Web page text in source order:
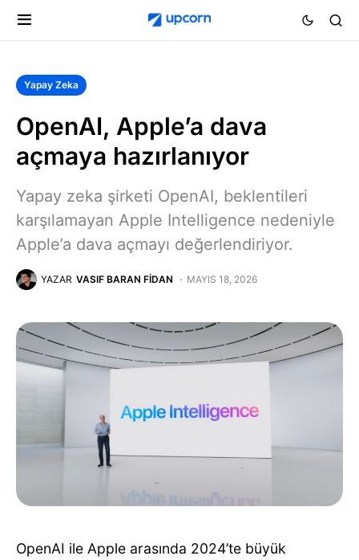
Yapay Zeka
OpenAI, Apple’a dava
açmaya hazırlanıyor
Yapay zeka şirketi OpenAI, beklentileri
karşılamayan Apple Intelligence nedeniyle
Apple’a dava açmayı değerlendiriyor.
YAZAR VASIF BARAN FIDAN MAYIS 18, 2026
OpenAI ile Apple arasında 2024’te büyük